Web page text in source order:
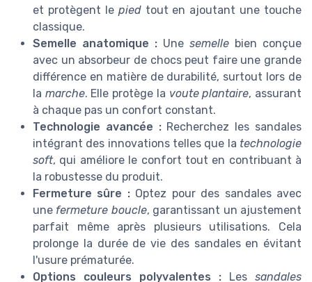
et protègent le piedtout en ajoutant une touche
classique.
Semelle anatomique : Une semelle bien conçue
avec un absorbeur de chocs peut faire une grande
différence en matière de durabilité, surtout lors de
la marche. Elle protège la voute plantaire, assurant
à chaque pas un confort constant.
Technologie avancée :Recherchez les sandales
intégrant des innovations telles que la technologie
soft, qui améliore le confort tout en contribuant à
la robustesse du produit.
Fermeture sûre :Optez pour des sandales avec
une fermeture boucle, garantissant un ajustement
parfait même après plusieurs utilisations. Cela
prolonge la durée de vie des sandales en évitant
l'usure prématurée.
Options couleurs polyvalentes : Les sandales